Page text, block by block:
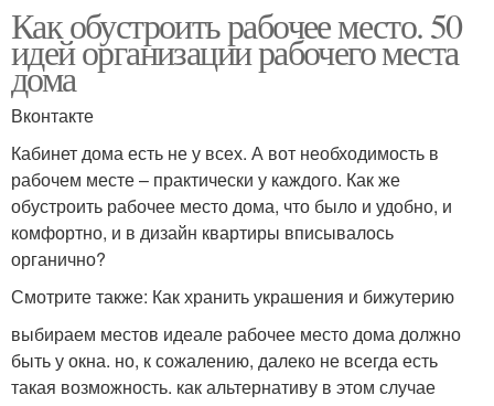
Как обустроить рабочее место. 50
идей организации рабочего места
дома
Вконтакте
Кабинет дома есть не у всех. А вот необходимость в
рабочем месте – практически у каждого. Как же
обустроить рабочее место дома, что было и удобно, и
комфортно, и в дизайн квартиры вписывалось
органично?
Смотрите также: Как хранить украшения и бижутерию
выбираем местов идеале рабочее место дома должно
быть у окна. но, к сожалению, далеко не всегда есть
такая возможность. как альтернативу в этом случае